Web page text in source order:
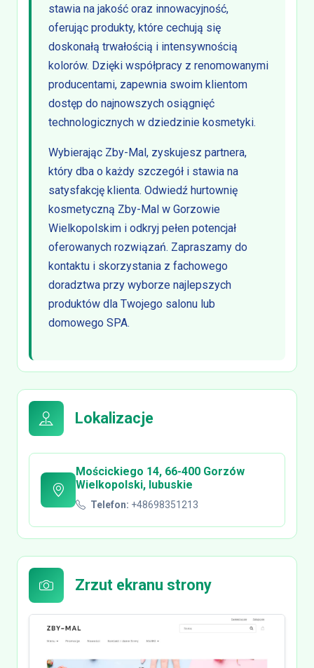
stawia na jakość oraz innowacyjność,
oferując produkty, które cechują się
doskonałą trwałością i intensywnością
kolorów. Dzięki współpracy z renomowanymi
producentami, zapewnia swoim klientom
dostęp do najnowszych osiągnięć
technologicznych w dziedzinie kosmetyki.
Wybierając Zby-Mal, zyskujesz partnera,
który dba o każdy szczegół i stawia na
satysfakcję klienta. Odwiedź hurtownię
kosmetyczną Zby-Mal w Gorzowie
Wielkopolskim i odkryj pełen potencjał
oferowanych rozwiązań. Zapraszamy do
kontaktu i skorzystania z fachowego
doradztwa przy wyborze najlepszych
produktów dla Twojego salonu lub
domowego SPA.
Lokalizacje
Mościckiego 14, 66-400 Gorzów
Wielkopolski, lubuskie
Telefon: +48698351213
Zrzut ekranu strony